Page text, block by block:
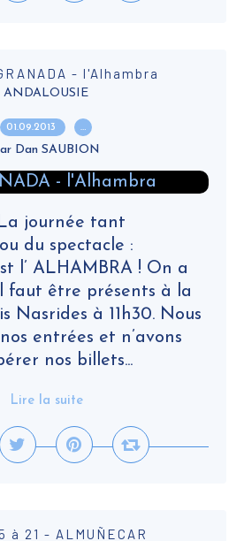
- l'Alhambra
ANDALOUSIE
01.09.2013 …
Dan SAUBION
journée tant
du spectacle :
l’ ALHAMBRA ! On a
faut être présents à la
Nasrides à 11h30. Nous
entrées et n’avons
nos billets...
Lire la suite
à 21 - ALMUÑECAR